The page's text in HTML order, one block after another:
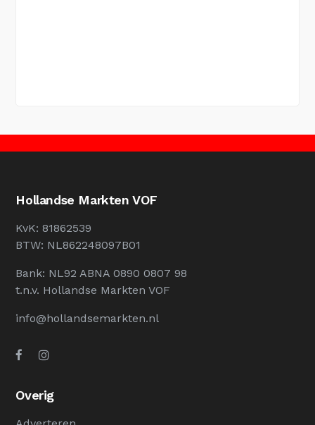
Hollandse Markten VOF
KvK: 81862539
BTW: NL862248097B01
Bank: NL92 ABNA 0890 0807 98
t.n.v. Hollandse Markten VOF
info@hollandsemarkten.nl
Overig